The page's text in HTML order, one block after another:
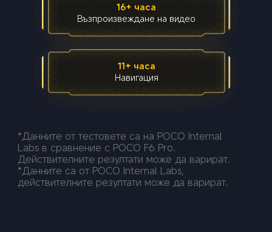
16+ часа
Възпроизвеждане на видео
11+ часа
Навигация
*Данните от тестовете са на POCO Internal
Labs в сравнение с POCO F6 Pro.
Действителните резултати може да варират.
*Данните са от POCO Internal Labs,
действителните резултати може да варират.